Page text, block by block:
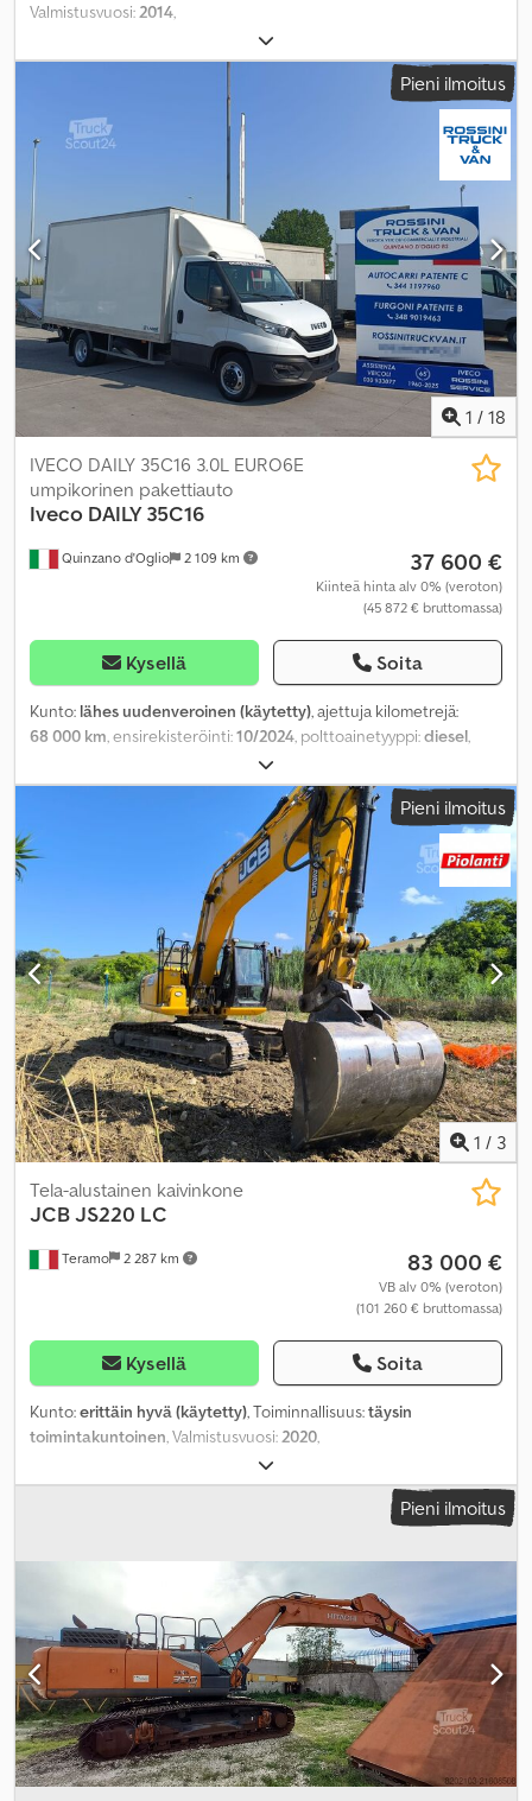
Valmistusvuosi:2014,
Pieni ilmoitus
1 / 18
Quinzano d'Oglio 2 109 km
IVECO DAILY 35C16 3.0L EURO6E
umpikorinen pakettiauto
Iveco DAILY 35C16
37 600 €
Kiinteä hinta alv 0% (veroton)
(45 872 € bruttomassa)
Kysellä Soita
Kunto: lähes uudenveroinen (käytetty), ajettuja kilometrejä:
68 000 km, ensirekisteröinti:10/2024, polttoainetyyppi:diesel,
, akseliväli:4 100 mm
valkoinen, päästöluokka:Euro 6, istuimien määrä:3, Valmistusvuosi:
ABS, Bluetooth, ajoneuvotietokone, ilmastointi,
takalaitanostin, turvatyyny
Pieni ilmoitus
1 / 3
Teramo 2 287 km
Tela-alustainen kaivinkone
JCBJS220 LC
83 000 €
VB alv 0% (veroton)
(101 260 € bruttomassa)
Kysellä Soita
Kunto:erittäin hyvä (käytetty), Toiminnallisuus:täysin
toimintakuntoinen, Valmistusvuosi:2020,
Pieni ilmoitus